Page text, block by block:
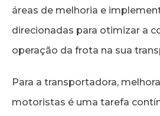
áreas de melhoria e
direcionadas para otimizar a
operação da frota na sua
Para a transportadora,
motoristas é uma tarefa